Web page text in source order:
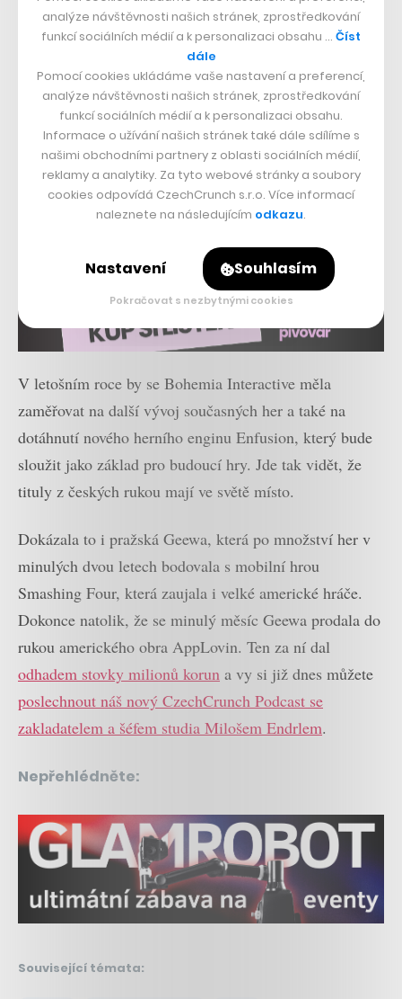
V letošním roce by se Bohemia Interactive měla
zaměřovat na další vývoj současných her a také na
dotáhnutí nového herního enginu Enfusion, který bude
sloužit jako základ pro budoucí hry. Jde tak vidět, že
tituly z českých rukou mají ve světě místo.
Dokázala to i pražská Geewa, která po množství her v
minulých dvou letech bodovala s mobilní hrou
Smashing Four, která zaujala i velké americké hráče.
Dokonce natolik, že se minulý měsíc Geewa prodala do
rukou amerického obra AppLovin. Ten za ní dal
odhadem stovky milionů korun a vy si již dnes můžete
poslechnout náš nový CzechCrunch Podcast se
zakladatelem a šéfem studia Milošem Endrlem.
Nepřehlédněte:
Související témata:
analýze návštěvnosti našich stránek, zprostředkování
funkcí sociálních médií a k personalizaci obsahu … Číst
dále
Pomocí cookies ukládáme vaše nastavení a preferencí,
analýze návštěvnosti našich stránek, zprostředkování
funkcí sociálních médií a k personalizaci obsahu.
Informace o užívání našich stránek také dále sdílíme s
našimi obchodními partnery z oblasti sociálních médií,
reklamy a analytiky. Za tyto webové stránky a soubory
cookies odpovídá CzechCrunch s.r.o. Více informací
naleznete na následujícím odkazu.
Nastavení Souhlasím
Pokračovat s nezbytnými cookies